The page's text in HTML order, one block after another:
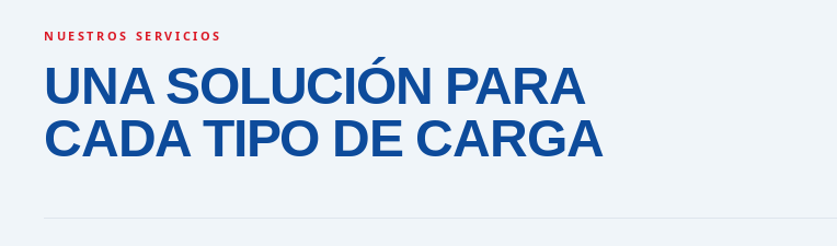
NUESTROS SERVICIOS
UNA SOLUCIÓN PARA
CADA TIPO DE CARGA